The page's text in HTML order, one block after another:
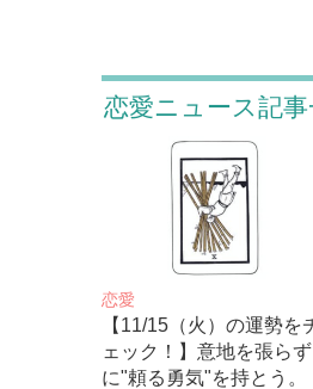
恋愛ニュース記
恋愛
【11/15（火）の運勢を
ェック！】意地を張らず
に"頼る勇気"を持とう。